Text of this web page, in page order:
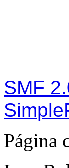
SMF
Página